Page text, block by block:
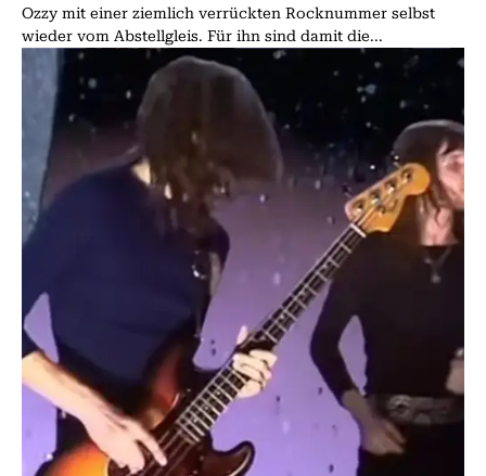
Ozzy mit einer ziemlich verrückten Rocknummer selbst
wieder vom Abstellgleis. Für ihn sind damit die...